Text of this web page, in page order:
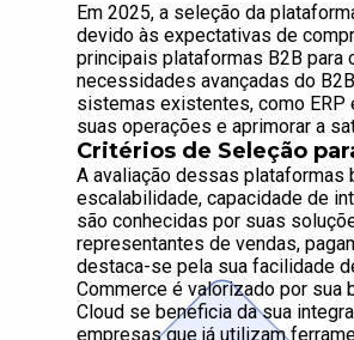
Em 2025, a seleção da
devido às expectativas de
principais plataformas B2B para
necessidades avançadas do
sistemas existentes, como ERP
suas operações e aprimorar a
Critérios de Seleção
A avaliação dessas
escalabilidade, capacidade de
são conhecidas por suas
representantes de vendas,
destaca-se pela sua facilidade
Commerce é valorizado por
Cloud se beneficia da sua
empresas que já utilizam